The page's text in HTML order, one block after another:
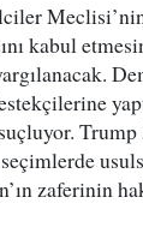
kabul
Trump
zaferinin